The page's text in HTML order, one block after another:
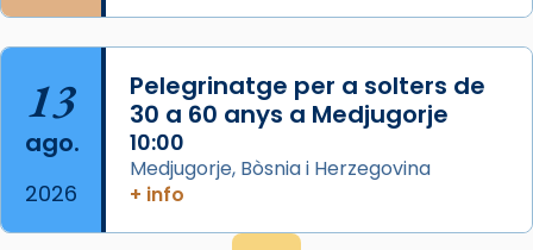
13
ago.
2026
Pelegrinatge per a solters de
30 a 60 anys a Medjugorje
10:00
Medjugorje, Bòsnia i Herzegovina
+ info